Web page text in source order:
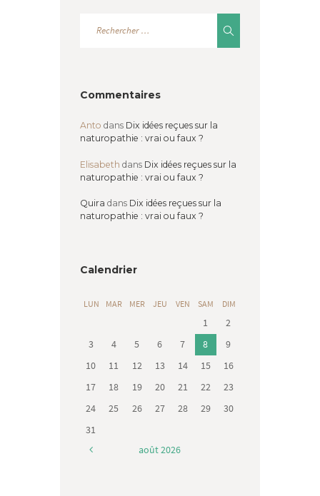
Commentaires
Anto dans Dix idées reçues sur la
naturopathie : vrai ou faux ?
Elisabeth dans Dix idées reçues sur la
naturopathie : vrai ou faux ?
Quira dans Dix idées reçues sur la
naturopathie : vrai ou faux ?
Calendrier
LUN MAR MER JEU VEN SAM DIM
1
2
3
4 5 6 7 8
9
10
11 12 13 14 15
16
17
18 19 20 21 22
23
24
25 26 27 28 29
30
31
août2026